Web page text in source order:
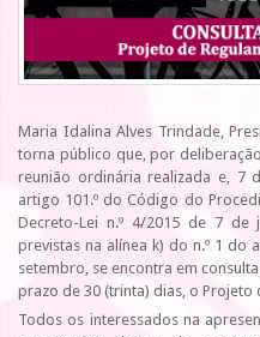
Maria Idalina Alves Trindade,
torna público que, por
reunião ordinária realizada e, 7
artigo 101.º do Código do
Decreto-Lei n.º 4/2015 de 7
previstas na alínea k) do n.º 1 do
setembro, se encontra em
prazo de 30 (trinta) dias, o Projeto
Todos os interessados na